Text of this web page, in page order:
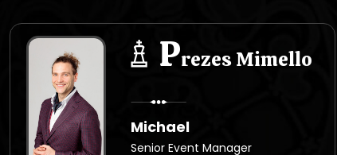
Prezes Mimello
Michael
Senior Event Manager